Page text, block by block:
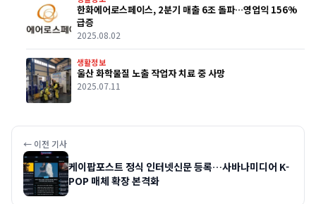
한화에어로스페이스, 2분기 매출 6조 돌파…영업익 156%
급증
2025.08.02
생활정보
울산 화학물질 노출 작업자 치료 중 사망
2025.07.11
← 이전 기사
케이팝포스트 정식 인터넷신문 등록…사바나미디어 K-
POP 매체 확장 본격화